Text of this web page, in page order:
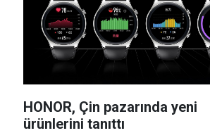
HONOR, Çin pazarında yeni
ürünlerini tanıttı